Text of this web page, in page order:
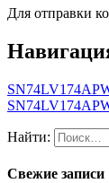
Для отправки
Найти:
Свежие записи